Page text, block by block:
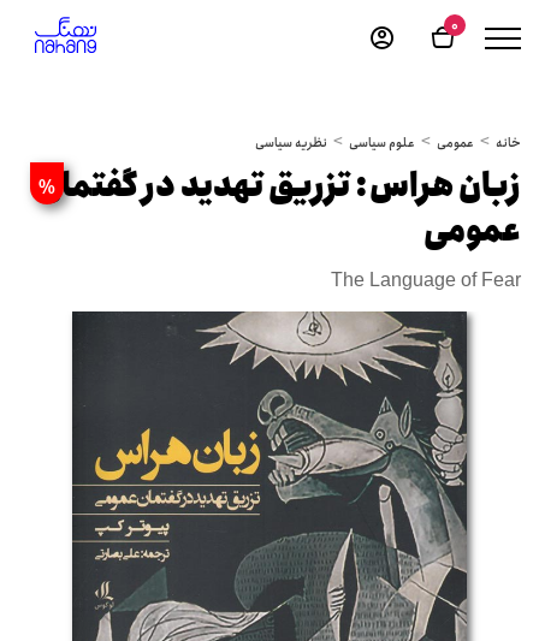
0
خانه عمومی علوم سیاسی نظریه سیاسی
%
زبان هراس: تزریق تهدید در گفتمان
عمومی
The Language of Fear